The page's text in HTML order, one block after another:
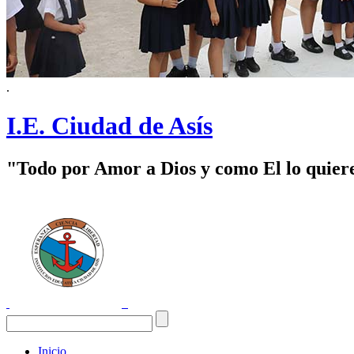
.
I.E. Ciudad de Asís
"Todo por Amor a Dios y como El lo
Inicio